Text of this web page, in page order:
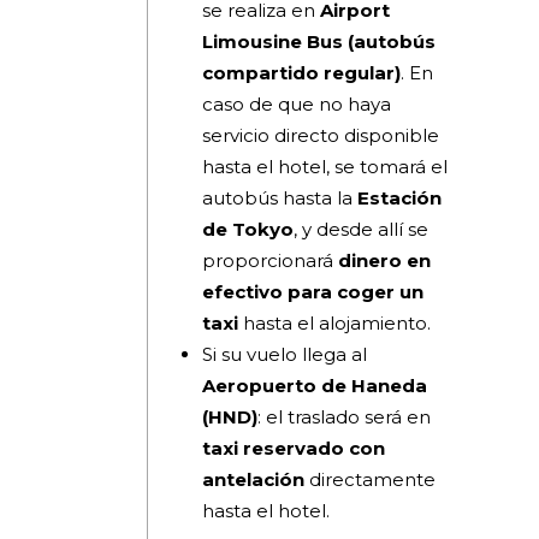
se realiza enAirport
Limousine Bus (autobús
compartido regular). En
caso de que no haya
servicio directo disponible
hasta el hotel, se tomará el
autobús hasta la Estación
de Tokyo, y desde allí se
proporcionará dinero en
efectivo para coger un
taxi hasta el alojamiento.
Si su vuelo llega al
Aeropuerto de Haneda
(HND): el traslado será en
taxi reservado con
antelación directamente
hasta el hotel.